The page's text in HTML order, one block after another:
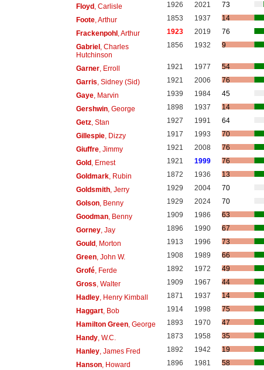
Floyd, Carlisle 1926 2021
73
Foote, Arthur 1853 1937
14
Frackenpohl, Arthur 1923 2019
76
Gabriel, Charles
Hutchinson
1856 1932 9
Garner, Erroll 1921 1977
54
Garris , Sidney (Sid) 1921 2006
76
Gaye, Marvin 1939 1984
45
Gershwin, George 1898 1937
14
Getz, Stan 1927 1991
64
Gillespie, Dizzy 1917 1993
70
Giuffre, Jimmy 1921 2008
76
Gold, Ernest 1921 1999
76
Goldmark, Rubin 1872 1936
13
Goldsmith, Jerry 1929 2004
70
Golson, Benny 1929 2024
70
Goodman, Benny 1909 1986
63
Gorney, Jay 1896 1990
67
Gould, Morton 1913 1996
73
Green, John W. 1908 1989
66
Grofé, Ferde 1892 1972
49
Gross , Walter 1909 1967
44
Hadley, Henry Kimball 1871 1937
14
Haggart, Bob 1914 1998
75
Hamilton Green, George 1893 1970
47
Handy, W.C. 1873 1958
35
Hanley, James Fred 1892 1942
19
Hanson, Howard 1896 1981 58